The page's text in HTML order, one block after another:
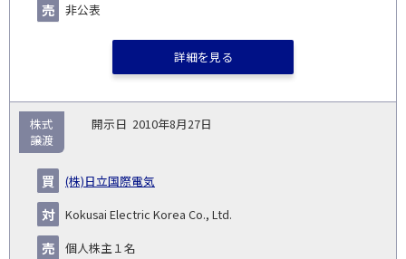
非公表
詳細を見る
2010年8月27日
(株)日立国際電気
Kokusai Electric Korea Co., Ltd.
個人株主１名
株式
譲渡